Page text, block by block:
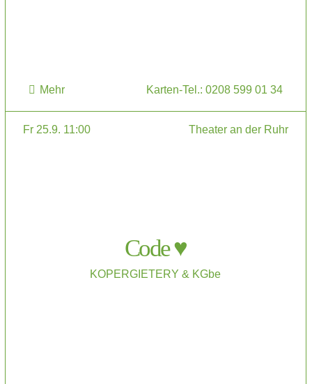
Mehr Karten-Tel.: 0208 599 01 34
Fr 25.9. 11:00 Theater an der Ruhr
Code ♥
KOPERGIETERY & KGbe